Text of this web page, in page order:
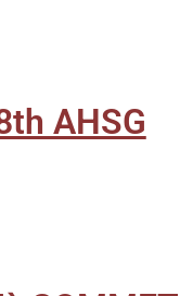
AHSG